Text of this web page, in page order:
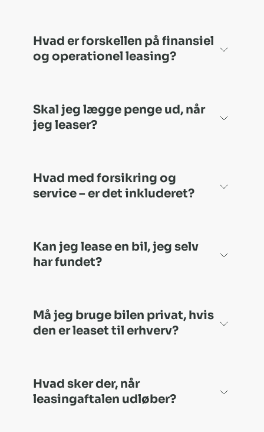
Hvad er forskellen på finansiel
og operationel leasing?
Skal jeg lægge penge ud, når
jeg leaser?
Hvad med forsikring og
service – er det inkluderet?
Kan jeg lease en bil, jeg selv
har fundet?
Må jeg bruge bilen privat, hvis
den er leaset til erhverv?
Hvad sker der, når
leasingaftalen udløber?